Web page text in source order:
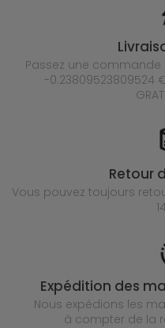
Passez une
-0.23809523809524
Retour
Vous pouvez toujours
Expédition des
Nous expédions les
à compter de la